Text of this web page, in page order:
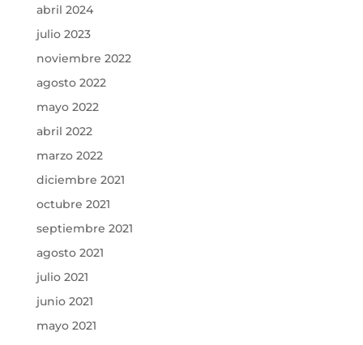
abril 2024
julio 2023
noviembre 2022
agosto 2022
mayo 2022
abril 2022
marzo 2022
diciembre 2021
octubre 2021
septiembre 2021
agosto 2021
julio 2021
junio 2021
mayo 2021